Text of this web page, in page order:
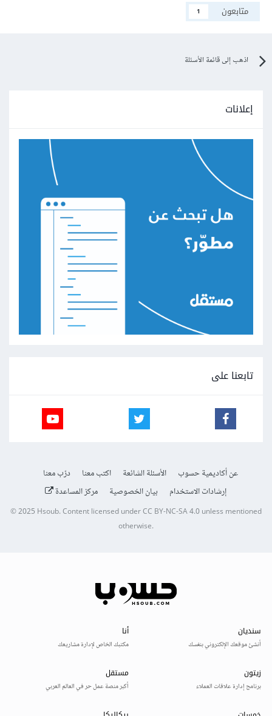
متابعون
1
اذهب إلى قائمة الأسئلة
إعلانات
تابعنا على
عن أكاديمية حسوب الأسئلة الشائعة اكتب معنا
درّب معنا
إرشادات الاستخدام
بيان الخصوصية مركز المساعدة
© 2025Hsoub.Content licensed underCC BY-NC-SA 4.0unless mentioned
otherwise.